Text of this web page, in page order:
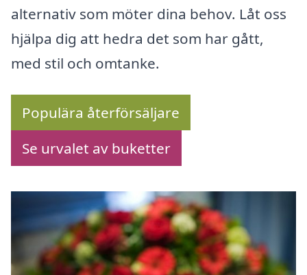
alternativ som möter dina behov. Låt oss
hjälpa dig att hedra det som har gått,
med stil och omtanke.
Populära återförsäljare
Se urvalet av buketter